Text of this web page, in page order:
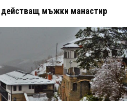
действащ мъжки манастир